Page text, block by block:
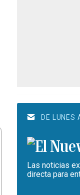
DE LUNES
Las noticias
directa para